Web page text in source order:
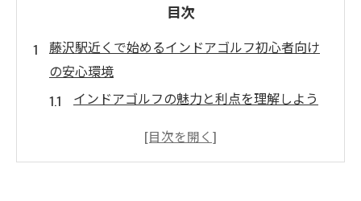
目次
藤沢駅近くで始めるインドアゴルフ初心者向け
の安心環境
インドアゴルフの魅力と利点を理解しよう
初心者に最適な藤沢駅近くのゴルフ施設の